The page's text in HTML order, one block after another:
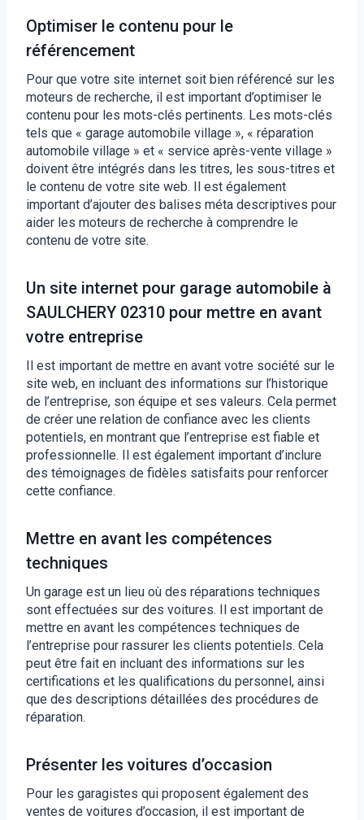
Optimiser le contenu pour le
référencement
Pour que votre site internet soit bien référencé sur les
moteurs de recherche, il est important d’optimiser le
contenu pour les mots-clés pertinents. Les mots-clés
tels que « garage automobile village », « réparation
automobile village » et « service après-vente village »
doivent être intégrés dans les titres, les sous-titres et
le contenu de votre site web. Il est également
important d’ajouter des balises méta descriptives pour
aider les moteurs de recherche à comprendre le
contenu de votre site.
Un site internet pour garage automobile à
SAULCHERY 02310 pour mettre en avant
votre entreprise
Il est important de mettre en avant votre société sur le
site web, en incluant des informations sur l’historique
de l’entreprise, son équipe et ses valeurs. Cela permet
de créer une relation de confiance avec les clients
potentiels, en montrant que l’entreprise est fiable et
professionnelle. Il est également important d’inclure
des témoignages de fidèles satisfaits pour renforcer
cette confiance.
Mettre en avant les compétences
techniques
Un garage est un lieu où des réparations techniques
sont effectuées sur des voitures. Il est important de
mettre en avant les compétences techniques de
l’entreprise pour rassurer les clients potentiels. Cela
peut être fait en incluant des informations sur les
certifications et les qualifications du personnel, ainsi
que des descriptions détaillées des procédures de
réparation.
Présenter les voitures d’occasion
Pour les garagistes qui proposent également des
ventes de voitures d’occasion, il est important de